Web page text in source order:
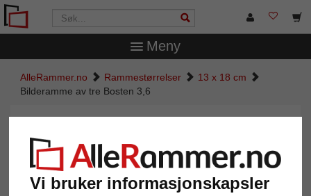
Vi bruker informasjonskapsler
Meny
AlleRammer.no Rammestørrelser
13 x 18 cm
Bilderamme av tre Bosten 3,6
Bilderamme av tre Bosten 3,6